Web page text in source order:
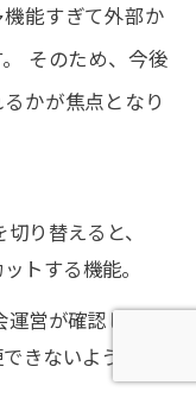
能すぎて外部か
そのため、今後
かが焦点となり
り替えると、
トする機能。
運営が確認した際
きないようにす